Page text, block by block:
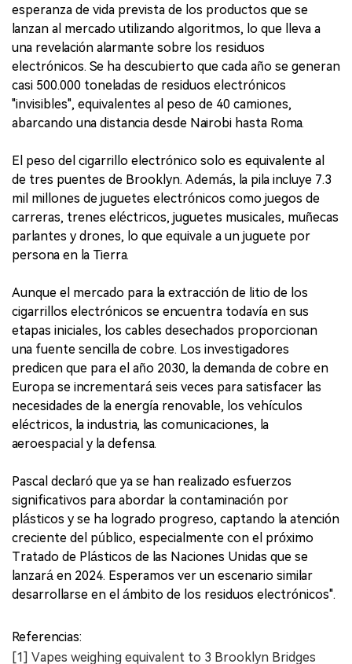
esperanza de vida prevista de los productos que se
lanzan al mercado utilizando algoritmos, lo que lleva a
una revelación alarmante sobre los residuos
electrónicos. Se ha descubierto que cada año se generan
casi 500.000 toneladas de residuos electrónicos
"invisibles", equivalentes al peso de 40 camiones,
abarcando una distancia desde Nairobi hasta Roma.
El peso del cigarrillo electrónico solo es equivalente al
de tres puentes de Brooklyn. Además, la pila incluye 7.3
mil millones de juguetes electrónicos como juegos de
carreras, trenes eléctricos, juguetes musicales, muñecas
parlantes y drones, lo que equivale a un juguete por
persona en la Tierra.
Aunque el mercado para la extracción de litio de los
cigarrillos electrónicos se encuentra todavía en sus
etapas iniciales, los cables desechados proporcionan
una fuente sencilla de cobre. Los investigadores
predicen que para el año 2030, la demanda de cobre en
Europa se incrementará seis veces para satisfacer las
necesidades de la energía renovable, los vehículos
eléctricos, la industria, las comunicaciones, la
aeroespacial y la defensa.
Pascal declaró que ya se han realizado esfuerzos
significativos para abordar la contaminación por
plásticos y se ha logrado progreso, captando la atención
creciente del público, especialmente con el próximo
Tratado de Plásticos de las Naciones Unidas que se
lanzará en 2024. Esperamos ver un escenario similar
desarrollarse en el ámbito de los residuos electrónicos".
Referencias:
[1] Vapes weighing equivalent to 3 Brooklyn Bridges